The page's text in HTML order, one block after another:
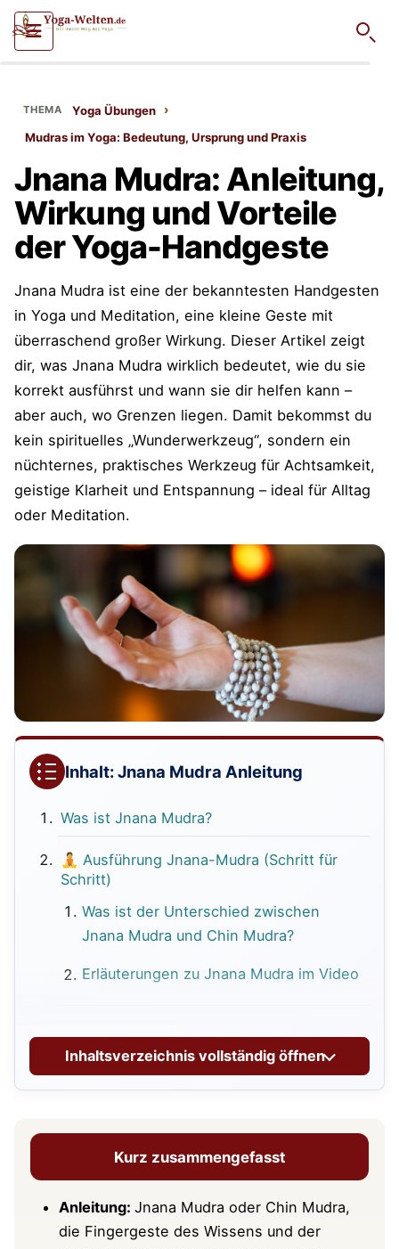
Yoga Übungen ›
Mudras im Yoga: Bedeutung, Ursprung und Praxis
Jnana Mudra: Anleitung,
Wirkung und Vorteile
der Yoga-Handgeste
Jnana Mudra ist eine der bekanntesten Handgesten
in Yoga und Meditation, eine kleine Geste mit
überraschend großer Wirkung. Dieser Artikel zeigt
dir, was Jnana Mudra wirklich bedeutet, wie du sie
korrekt ausführst und wann sie dir helfen kann –
aber auch, wo Grenzen liegen. Damit bekommst du
kein spirituelles „Wunderwerkzeug“, sondern ein
nüchternes, praktisches Werkzeug für Achtsamkeit,
geistige Klarheit und Entspannung – ideal für Alltag
oder Meditation.
Inhalt: Jnana Mudra Anleitung
Was ist Jnana Mudra?
🧘 Ausführung Jnana-Mudra (Schritt für
Schritt)
Was ist der Unterschied zwischen
Jnana Mudra und Chin Mudra?
Erläuterungen zu Jnana Mudra im Video
physiologisch)
Mentale Wirkung
Körperliche Wirkung
Umfrage: Wie wirkt Jnana Mudra bei dir?
Inhaltsverzeichnis vollständig öffnen
Kurz zusammengefasst
Anleitung:Jnana Mudra oder Chin Mudra,
die Fingergeste des Wissens und der